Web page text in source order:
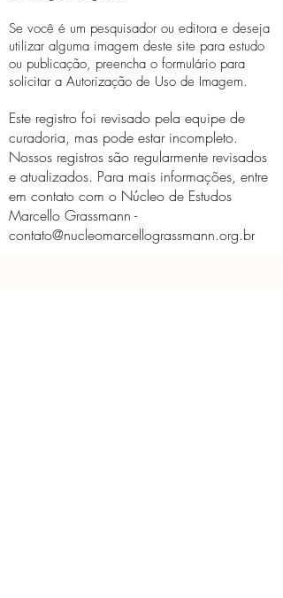
Se você é um pesquisador ou editora e deseja
utilizar alguma imagem deste site para estudo
ou publicação, preencha o formulário para
solicitar a Autorização de Uso de Imagem.
Este registro foi revisado pela equipe de
curadoria, mas pode estar incompleto.
Nossos registros são regularmente revisados ​​
e atualizados. Para mais informações, entre
em contato com o Núcleo de Estudos
Marcello Grassmann -
contato@nucleomarcellograssmann.org.br